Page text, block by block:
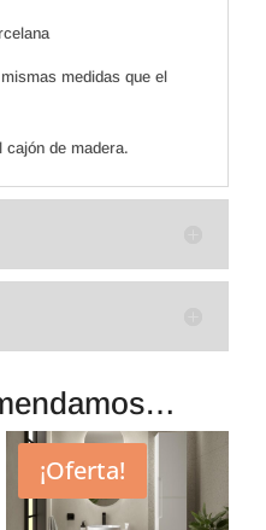
medidas que el
cajón de madera.
¡Oferta!